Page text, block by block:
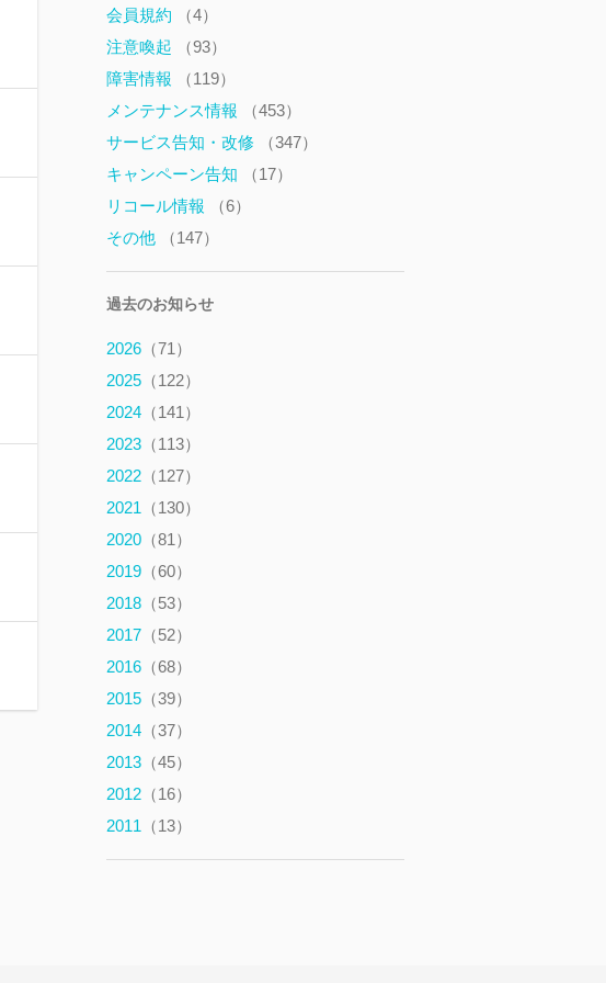
会員規約
（4）
注意喚起
（93）
障害情報
（119）
メンテナンス情報
（453）
サービス告知・改修
（347）
キャンペーン告知
（17）
リコール情報
（6）
その他
（147）
過去のお知らせ
2026（71）
2025（122）
2024（141）
2023（113）
2022（127）
2021 （130）
2020（81）
2019（60）
2018（53）
2017（52）
2016（68）
2015（39）
2014（37）
2013（45）
2012（16）
2011 （13）